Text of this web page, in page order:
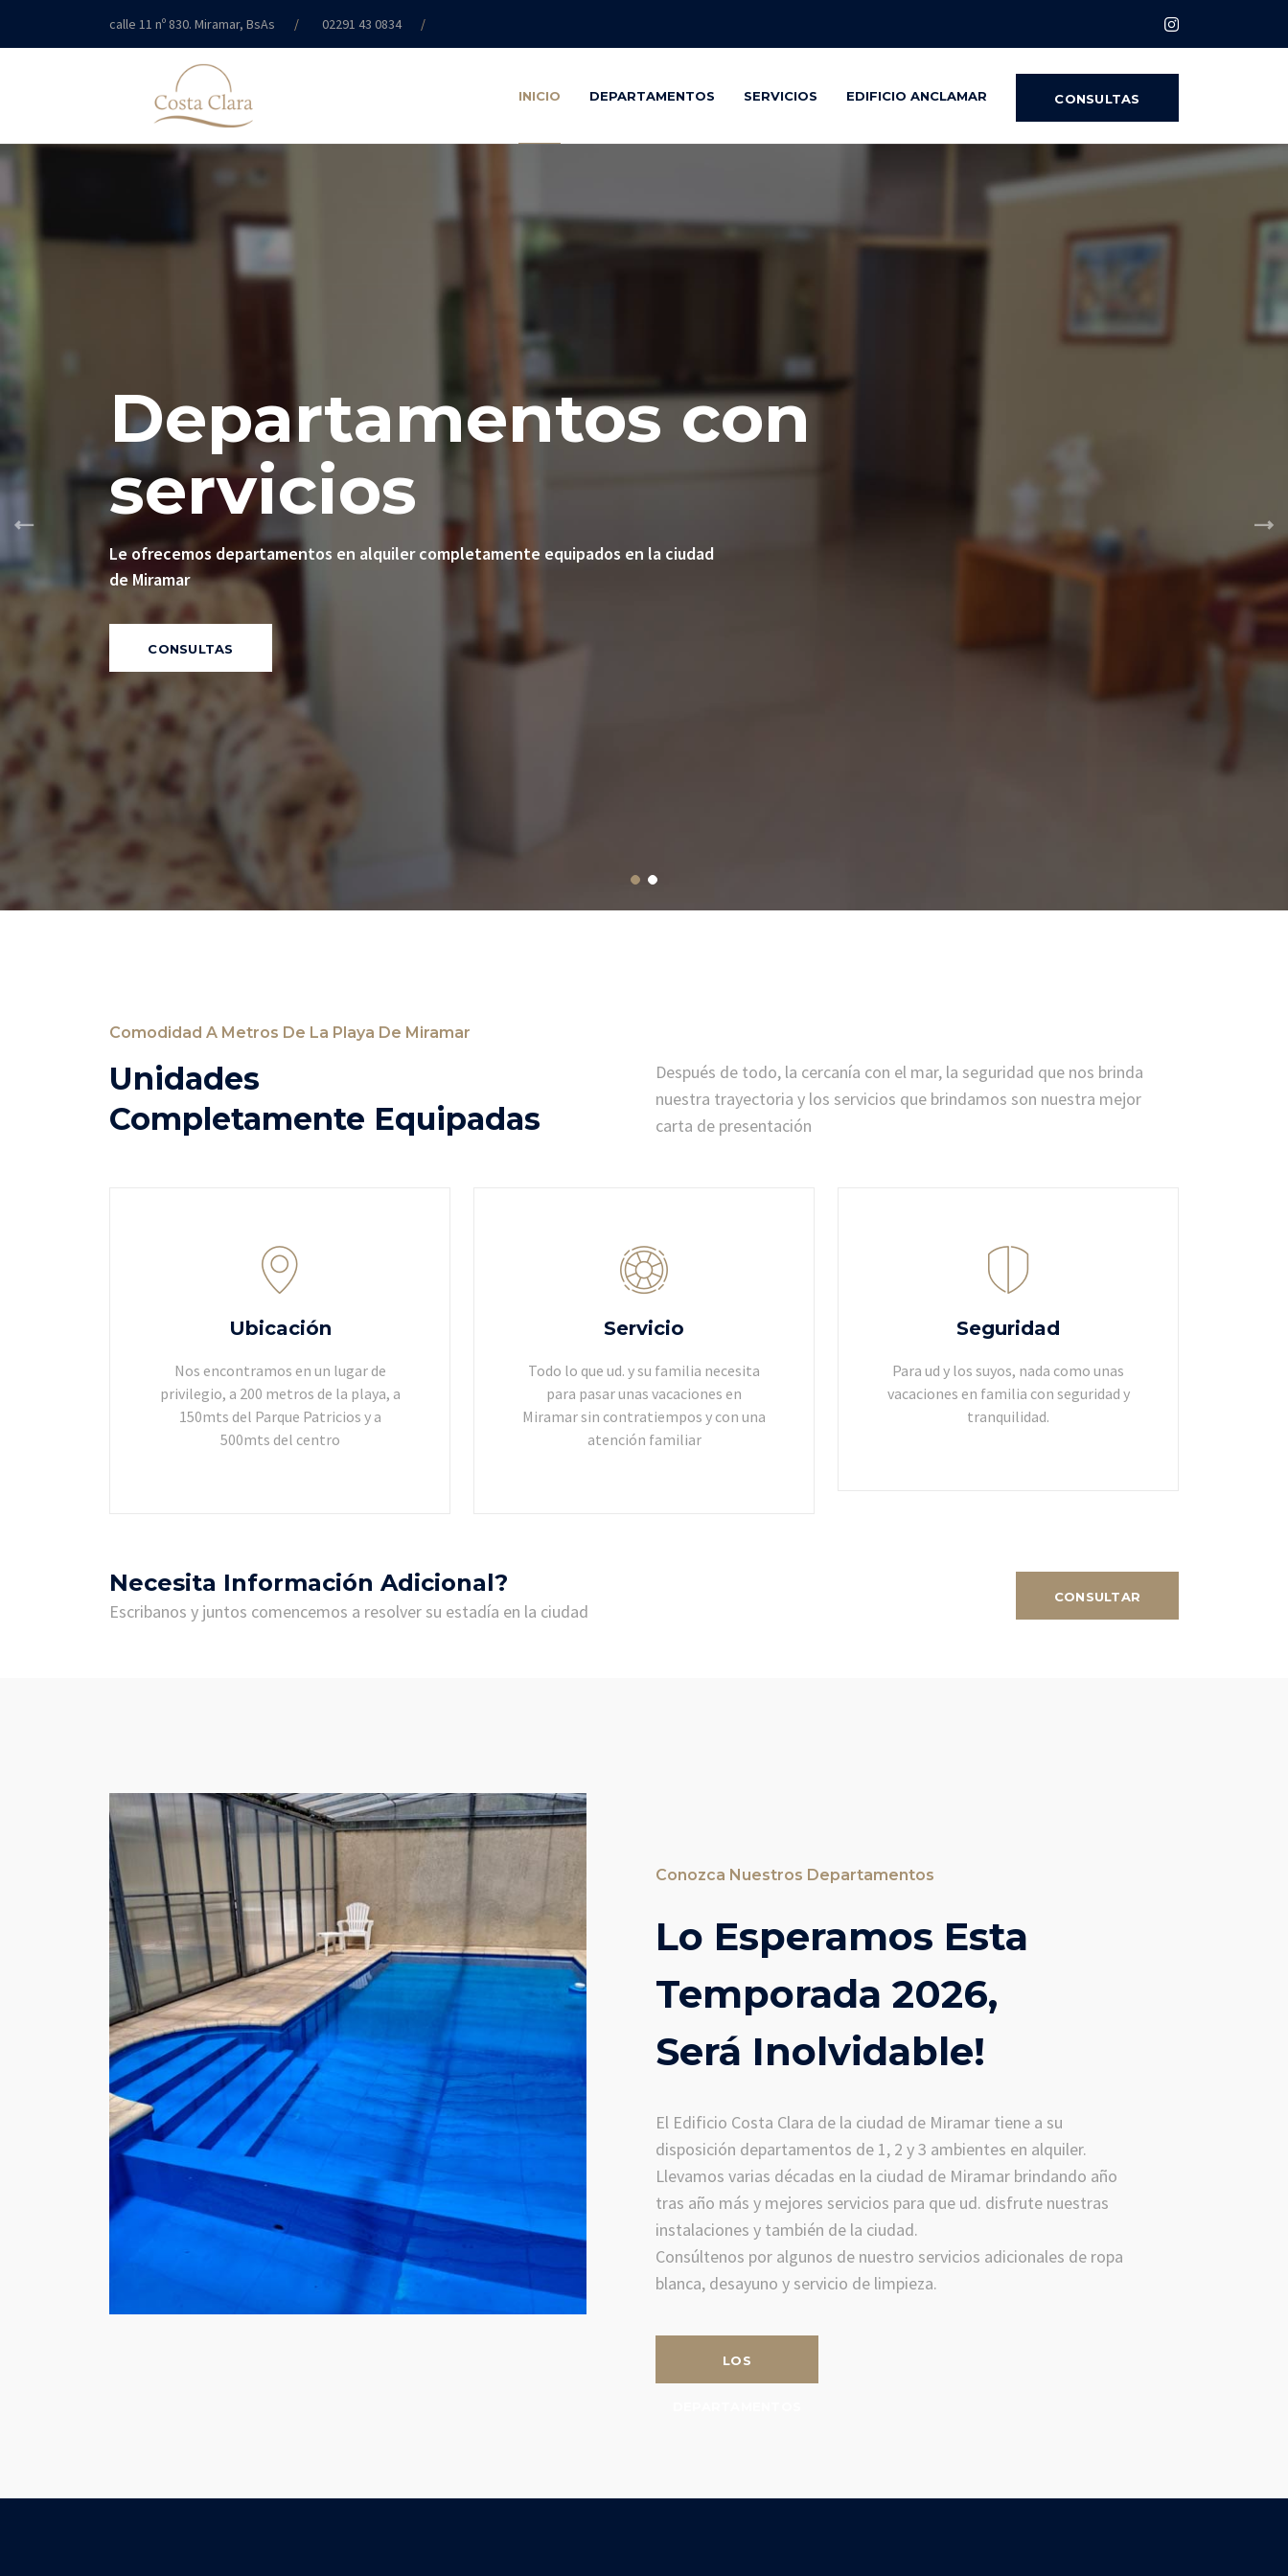
calle 11 nº 830. Miramar, BsAs 02291 43 0834
info@edificiocostaclara.com.ar
INICIO DEPARTAMENTOS SERVICIOS EDIFICIO ANCLAMAR CONSULTAS
Departamentos con
servicios
Le ofrecemos departamentos en alquiler completamente equipados en la ciudad
de Miramar
CONSULTAS
Comodidad A Metros De La Playa De Miramar
Unidades
Completamente Equipadas
Después de todo, la cercanía con el mar, la seguridad que nos brinda
nuestra trayectoria y los servicios que brindamos son nuestra mejor
carta de presentación
Ubicación
Nos encontramos en un lugar de
privilegio, a 200 metros de la playa, a
150mts del Parque Patricios y a
500mts del centro
Servicio
Todo lo que ud. y su familia necesita
para pasar unas vacaciones en
Miramar sin contratiempos y con una
atención familiar
Seguridad
Para ud y los suyos, nada como unas
vacaciones en familia con seguridad y
tranquilidad.
Necesita Información Adicional?
Escribanos y juntos comencemos a resolver su estadía en la ciudad
CONSULTAR
Conozca Nuestros Departamentos
Lo Esperamos Esta
Temporada 2026,
Será Inolvidable!
El Edificio Costa Clara de la ciudad de Miramar tiene a su
disposición departamentos de 1, 2 y 3 ambientes en alquiler.
Llevamos varias décadas en la ciudad de Miramar brindando año
tras año más y mejores servicios para que ud. disfrute nuestras
instalaciones y también de la ciudad.
Consúltenos por algunos de nuestro servicios adicionales de ropa
blanca, desayuno y servicio de limpieza.
LOS